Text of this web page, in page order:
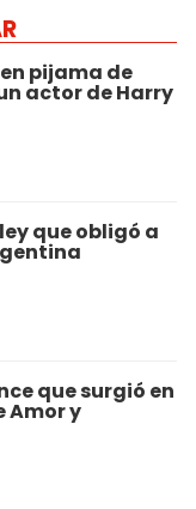
pijama de
actor de Harry
que obligó a
que surgió en
Amor y